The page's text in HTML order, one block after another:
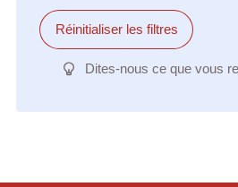
Réinitialiser les filtres
Dites-nous ce que vous